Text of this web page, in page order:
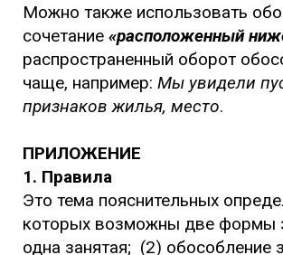
Можно также использовать
сочетание «расположенный
распространенный оборот
чаще, например: Мы увидели
признаков жилья, место.
ПРИЛОЖЕНИЕ
1. Правила
Это тема пояснительных
которых возможны две формы
одна занятая; (2) обособление